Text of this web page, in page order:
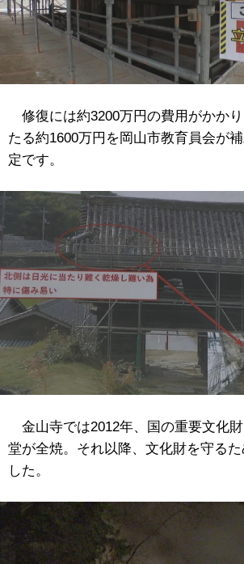
修復には約3200万円の費用がかか
たる約1600万円を岡山市教育員会が
定です。
金山寺では2012年、国の重要文化
堂が全焼。それ以降、文化財を守る
した。